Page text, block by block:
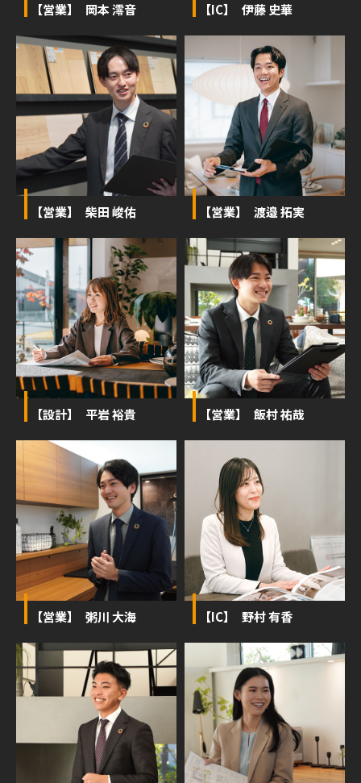
【営業】 岡本 澪音 【IC】 伊藤 史華
【営業】 柴田 峻佑 【営業】 渡邉 拓実
【設計】 平岩 裕貴 【営業】 飯村 祐哉
【営業】 粥川 大海 【IC】 野村 有香